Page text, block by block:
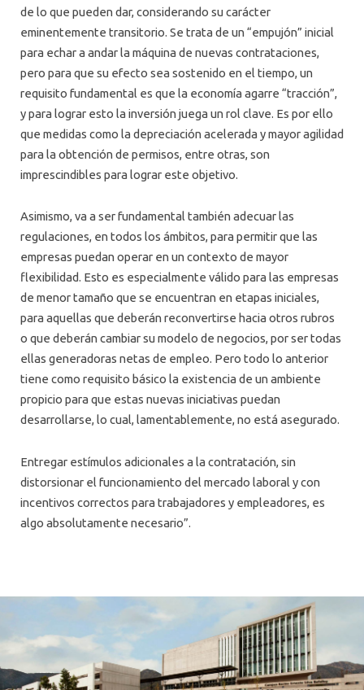
de lo que pueden dar, considerando su carácter
eminentemente transitorio. Se trata de un “empujón” inicial
para echar a andar la máquina de nuevas contrataciones,
pero para que su efecto sea sostenido en el tiempo, un
requisito fundamental es que la economía agarre “tracción”,
y para lograr esto la inversión juega un rol clave. Es por ello
que medidas como la depreciación acelerada y mayor agilidad
para la obtención de permisos, entre otras, son
imprescindibles para lograr este objetivo.
Asimismo, va a ser fundamental también adecuar las
regulaciones, en todos los ámbitos, para permitir que las
empresas puedan operar en un contexto de mayor
flexibilidad. Esto es especialmente válido para las empresas
de menor tamaño que se encuentran en etapas iniciales,
para aquellas que deberán reconvertirse hacia otros rubros
o que deberán cambiar su modelo de negocios, por ser todas
ellas generadoras netas de empleo. Pero todo lo anterior
tiene como requisito básico la existencia de un ambiente
propicio para que estas nuevas iniciativas puedan
desarrollarse, lo cual, lamentablemente, no está asegurado.
Entregar estímulos adicionales a la contratación, sin
distorsionar el funcionamiento del mercado laboral y con
incentivos correctos para trabajadores y empleadores, es
algo absolutamente necesario”.